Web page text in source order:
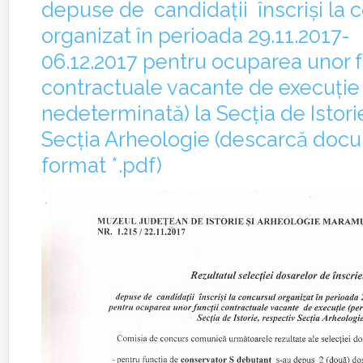
depuse de candidaţii înscrişi la
organizat în perioada 29.11.2017-
06.12.2017 pentru ocuparea unor
contractuale vacante de
nedeterminată) la Secția de
Secția Arheologie (descarcă
format *.pdf)